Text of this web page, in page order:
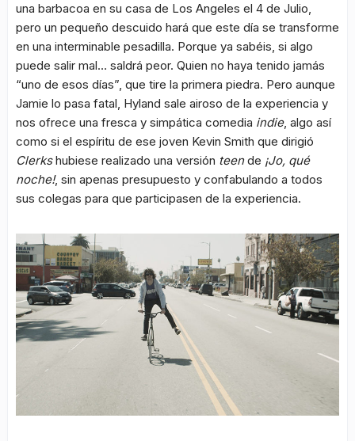
una barbacoa en su casa de Los Angeles el 4 de Julio,
pero un pequeño descuido hará que este día se transforme
en una interminable pesadilla. Porque ya sabéis, si algo
puede salir mal… saldrá peor. Quien no haya tenido jamás
“uno de esos días”, que tire la primera piedra. Pero aunque
Jamie lo pasa fatal, Hyland sale airoso de la experiencia y
nos ofrece una fresca y simpática comedia indie, algo así
como si el espíritu de ese joven Kevin Smith que dirigió
Clerkshubiese realizado una versión teende ¡Jo, qué
noche!, sin apenas presupuesto y confabulando a todos
sus colegas para que participasen de la experiencia.